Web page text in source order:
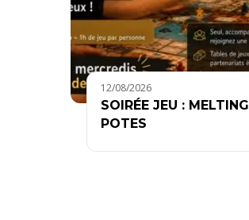
12/08/2026
SOIRÉE JEU : MELTING
POTES